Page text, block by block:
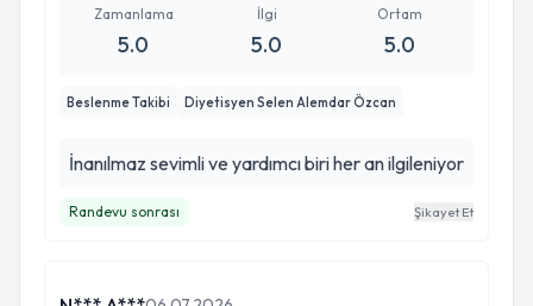
Zamanlama
5.0
İlgi
5.0
Ortam
5.0
Beslenme Takibi Diyetisyen Selen Alemdar Özcan
İnanılmaz sevimli ve yardımcı biri her an ilgileniyor
Randevu sonrası Şikayet Et